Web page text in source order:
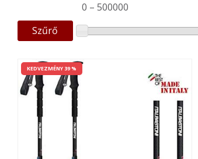
Szűrő
0 – 500000
KEDVEZMÉNY 39 %